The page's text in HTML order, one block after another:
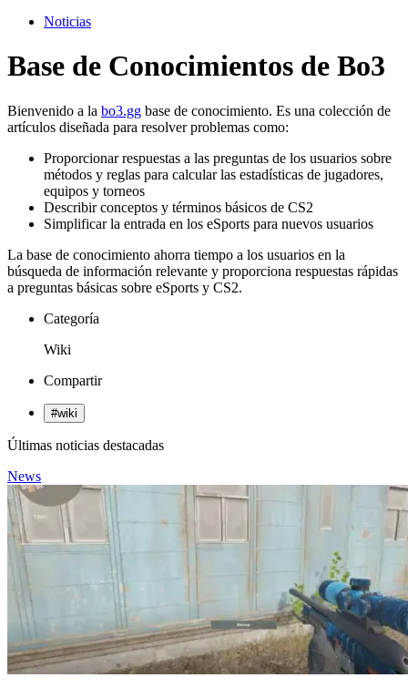
Noticias
Base de Conocimientos de Bo3
Bienvenido a la bo3.gg base de conocimiento. Es una colección de
artículos diseñada para resolver problemas como:
Proporcionar respuestas a las preguntas de los usuarios sobre
métodos y reglas para calcular las estadísticas de jugadores,
equipos y torneos
Describir conceptos y términos básicos de CS2
Simplificar la entrada en los eSports para nuevos usuarios
La base de conocimiento ahorra tiempo a los usuarios en la
búsqueda de información relevante y proporciona respuestas rápidas
a preguntas básicas sobre eSports y CS2.
Categoría
Wiki
Compartir
#wiki
Últimas noticias destacadas
News